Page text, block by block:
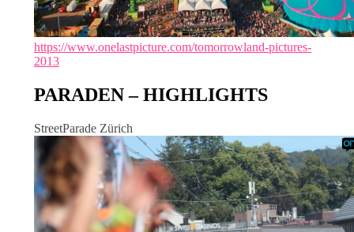
https://www.onelastpicture.com/tomorrowland-pictures-
2013
PARADEN – HIGHLIGHTS
StreetParade Zürich